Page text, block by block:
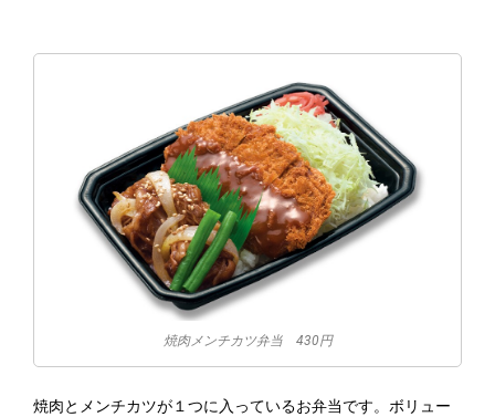
焼肉メンチカツ弁当 430円
焼肉とメンチカツが１つに入っているお弁当です。ボリュー